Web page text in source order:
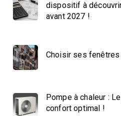
dispositif à
avant 2027 !
Choisir ses fenêtres
Pompe à chaleur :
confort optimal !